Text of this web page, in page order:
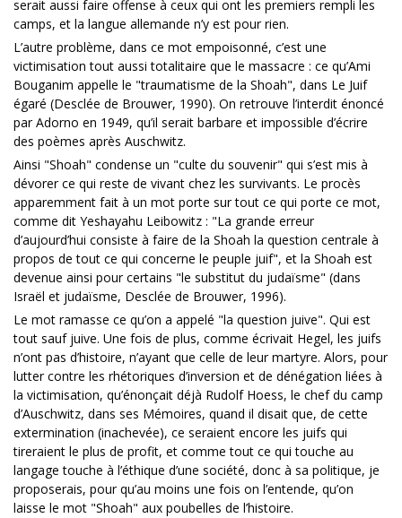
serait aussi faire offense à ceux qui ont les premiers rempli les
camps, et la langue allemande n’y est pour rien.
L’autre problème, dans ce mot empoisonné, c’est une
victimisation tout aussi totalitaire que le massacre : ce qu’Ami
Bouganim appelle le "traumatisme de la Shoah", dans Le Juif
égaré (Desclée de Brouwer, 1990). On retrouve l’interdit énoncé
par Adorno en 1949, qu’il serait barbare et impossible d’écrire
des poèmes après Auschwitz.
Ainsi "Shoah" condense un "culte du souvenir" qui s’est mis à
dévorer ce qui reste de vivant chez les survivants. Le procès
apparemment fait à un mot porte sur tout ce qui porte ce mot,
comme dit Yeshayahu Leibowitz : "La grande erreur
d’aujourd’hui consiste à faire de la Shoah la question centrale à
propos de tout ce qui concerne le peuple juif", et la Shoah est
devenue ainsi pour certains "le substitut du judaïsme" (dans
Israël et judaïsme, Desclée de Brouwer, 1996).
Le mot ramasse ce qu’on a appelé "la question juive". Qui est
tout sauf juive. Une fois de plus, comme écrivait Hegel, les juifs
n’ont pas d’histoire, n’ayant que celle de leur martyre. Alors, pour
lutter contre les rhétoriques d’inversion et de dénégation liées à
la victimisation, qu’énonçait déjà Rudolf Hoess, le chef du camp
d’Auschwitz, dans ses Mémoires, quand il disait que, de cette
extermination (inachevée), ce seraient encore les juifs qui
tireraient le plus de profit, et comme tout ce qui touche au
langage touche à l’éthique d’une société, donc à sa politique, je
proposerais, pour qu’au moins une fois on l’entende, qu’on
laisse le mot "Shoah" aux poubelles de l’histoire.